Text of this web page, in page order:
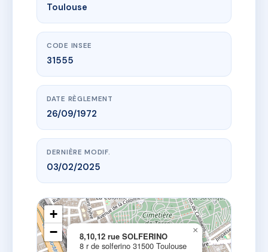
Toulouse
CODE INSEE
31555
DATE RÈGLEMENT
26/09/1972
DERNIÈRE MODIF.
03/02/2025
8,10,12 rue SOLFERINO
8 r de solferino 31500 Toulouse
×
+
−